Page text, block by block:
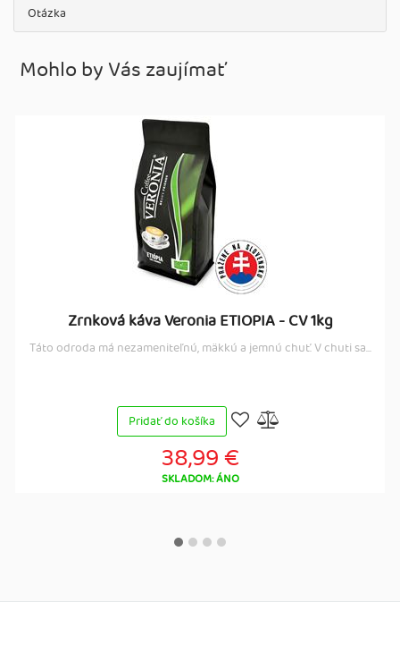
Otázka
Mohlo by Vás zaujímať
Zrnková káva Veronia ETIOPIA - CV 1kg
Táto odroda má nezameniteľnú, mäkkú a jemnú chuť. V chuti sa...
Pridať do košíka
38,99 €
SKLADOM: ÁNO